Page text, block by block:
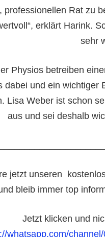
professionellen Rat zu
erklärt Harink.
sehr
Physios betreiben
dabei und ein wichtiger
Lisa Weber ist schon
aus und sei deshalb
jetzt unseren
bleib immer top
Jetzt klicken und
whatsapp.com/